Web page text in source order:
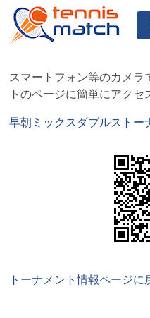
スマートフォン等のカメラ
トのページに簡単にアクセ
早朝ミックスダブルストー
トーナメント情報ページに